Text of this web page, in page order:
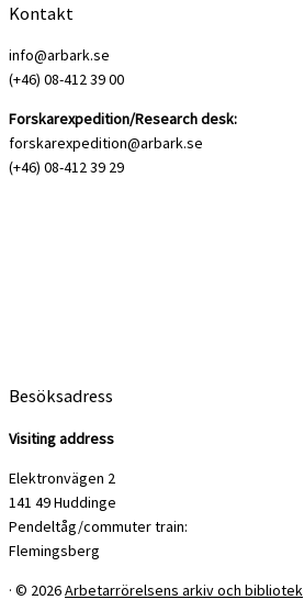
Kontakt
info@arbark.se
(+46) 08-412 39 00
Forskarexpedition/Research desk:
forskarexpedition@arbark.se
(+46) 08-412 39 29
Besöksadress
Visiting address
Elektronvägen 2
141 49 Huddinge
Pendeltåg/commuter train:
Flemingsberg
· © 2026Arbetarrörelsens arkiv och bibliotek